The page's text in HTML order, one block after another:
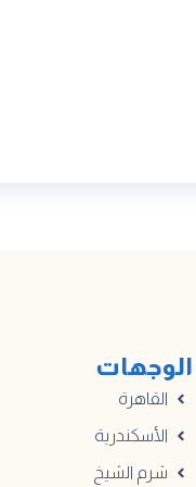
الوجهات
القاهرة
الأسكندرية
شرم الشيخ